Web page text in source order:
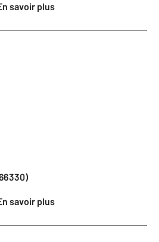
En savoir plus
En savoir plus